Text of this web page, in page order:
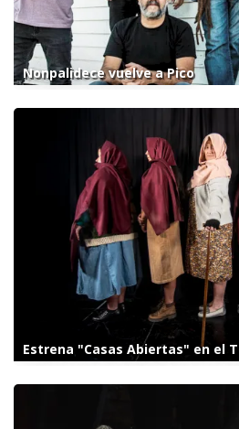
Nonpalidece vuelve a Pico
Estrena "Casas Abiertas" en el